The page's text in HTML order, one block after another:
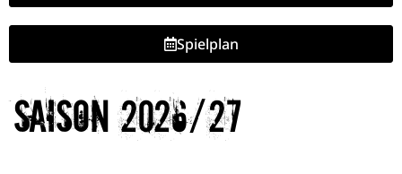
Spielplan
Saison 2026/27